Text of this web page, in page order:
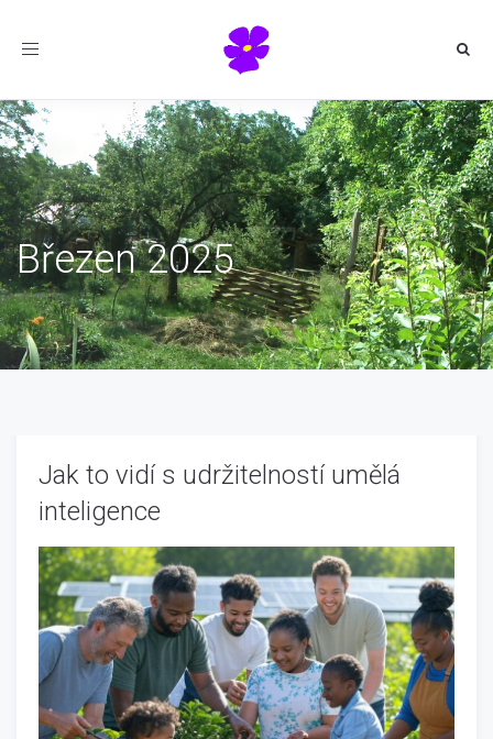
Toggle
Březen 2025
Jak to vidí s udržitelností umělá
inteligence